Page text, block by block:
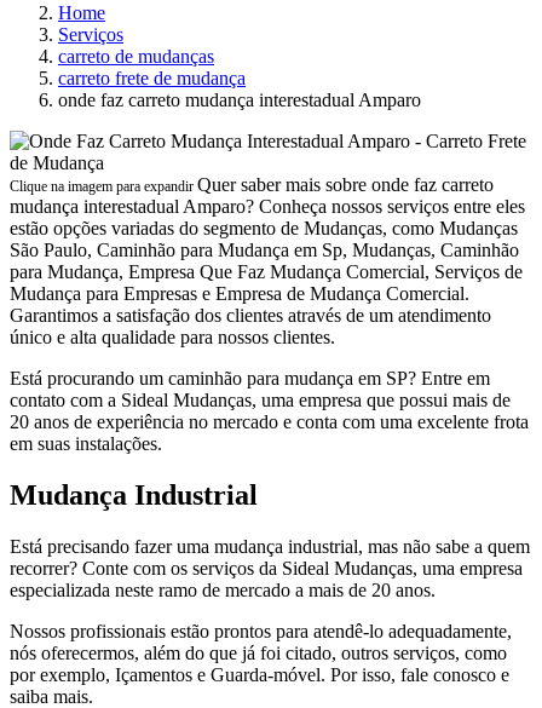
Home
Serviços
carreto de mudanças
carreto frete de mudança
onde faz carreto mudança interestadual Amparo
Clique na imagem para expandir Quer saber mais sobre onde faz carreto
mudança interestadual Amparo? Conheça nossos serviços entre eles
estão opções variadas do segmento de Mudanças, como Mudanças
São Paulo, Caminhão para Mudança em Sp, Mudanças, Caminhão
para Mudança, Empresa Que Faz Mudança Comercial, Serviços de
Mudança para Empresas e Empresa de Mudança Comercial.
Garantimos a satisfação dos clientes através de um atendimento
único e alta qualidade para nossos clientes.
Está procurando um caminhão para mudança em SP? Entre em
contato com a Sideal Mudanças, uma empresa que possui mais de
20 anos de experiência no mercado e conta com uma excelente frota
em suas instalações.
Mudança Industrial
Está precisando fazer uma mudança industrial, mas não sabe a quem
recorrer? Conte com os serviços da Sideal Mudanças, uma empresa
especializada neste ramo de mercado a mais de 20 anos.
Nossos profissionais estão prontos para atendê-lo adequadamente,
nós oferecermos, além do que já foi citado, outros serviços, como
por exemplo, Içamentos e Guarda-móvel. Por isso, fale conosco e
saiba mais.